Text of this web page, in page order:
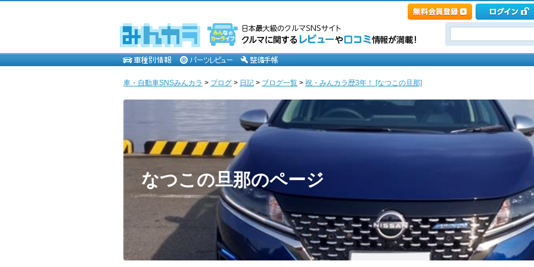
車・自動車SNSみんカラ > ブログ > 日記 > ブログ一覧 > 祝・みんカラ歴3年！ [なつこの旦那]
なつこの旦那のページ